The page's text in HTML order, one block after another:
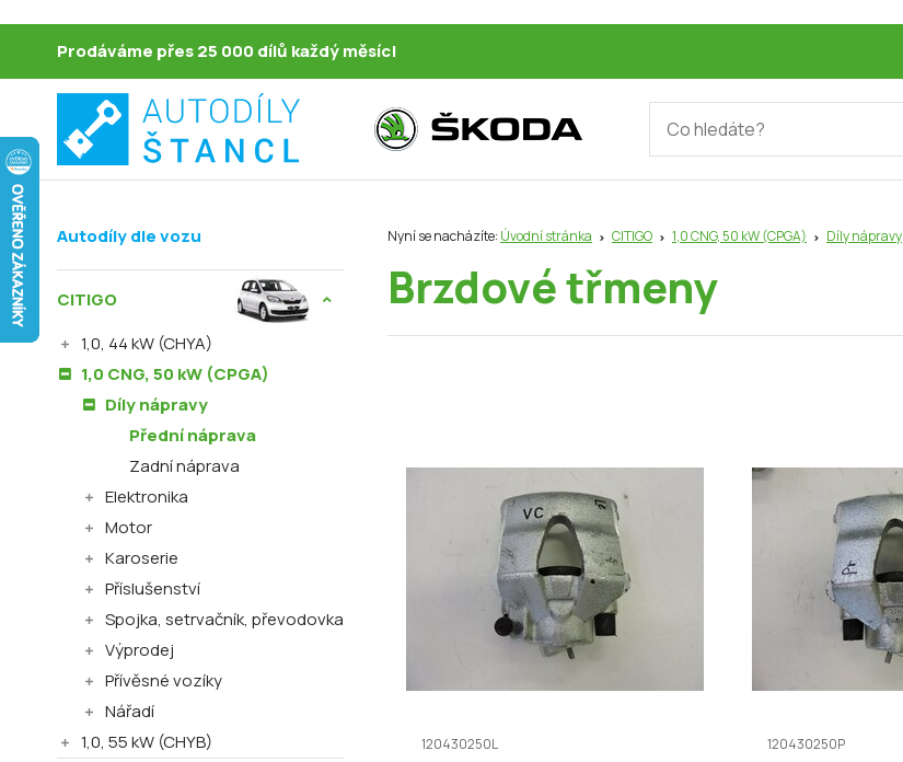
Prodáváme přes 25 000 dílů každý měsíc!
Nyní se nacházíte: Úvodní stránka CITIGO 1,0 CNG, 50 kW (CPGA) Díly nápravy
Brzdové třmeny
120430250L 120430250P
Autodíly dle vozu
CITIGO
1,0, 44 kW (CHYA)
1,0 CNG, 50 kW (CPGA)
Díly nápravy
Přední náprava
Zadní náprava
Elektronika
Motor
Karoserie
Příslušenství
Spojka, setrvačník, převodovka
Výprodej
Přívěsné vozíky
Nářadí
1,0, 55 kW (CHYB)